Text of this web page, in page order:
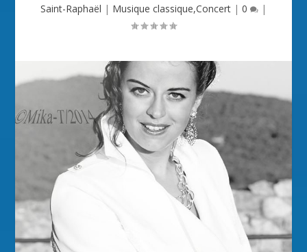
Saint-Raphaël | Musique classique,Concert | 0 |